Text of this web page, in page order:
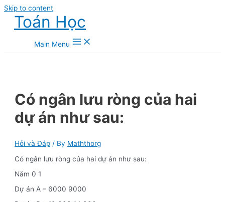
Skip to content
Toán Học
Main Menu
Có ngân lưu ròng của hai
dự án như sau:
Hỏi và Đáp / By Maththorg
Có ngân lưu ròng của hai dự án như sau:
Năm 0 1
Dự án A – 6000 9000